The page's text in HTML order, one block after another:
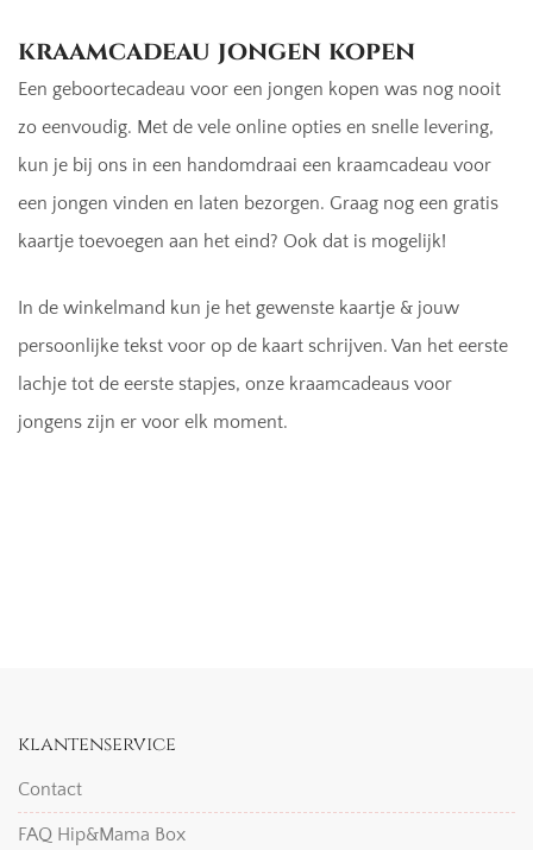
kraamcadeau jongen kopen
Een geboortecadeau voor een jongen kopen was nog nooit
zo eenvoudig. Met de vele online opties en snelle levering,
kun je bij ons in een handomdraai een kraamcadeau voor
een jongen vinden en laten bezorgen. Graag nog een gratis
kaartje toevoegen aan het eind? Ook dat is mogelijk!
In de winkelmand kun je het gewenste kaartje & jouw
persoonlijke tekst voor op de kaart schrijven. Van het eerste
lachje tot de eerste stapjes, onze kraamcadeaus voor
jongens zijn er voor elk moment.
klantenservice
Contact
FAQ Hip&Mama Box